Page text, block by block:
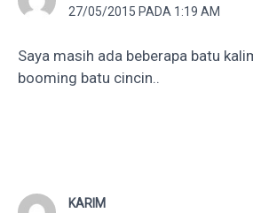
27/05/2015 PADA 1:19 AM
Saya masih ada beberapa batu
booming batu cincin..
KARIM